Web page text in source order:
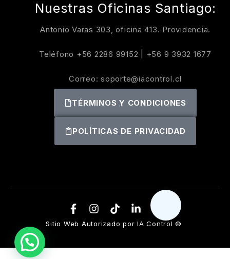
Nuestras Oficinas Santiago:
Antonio Varas 303, oficina 413. Providencia.
Teléfono +56 2286 99152 +56 9 3932 1677
Correo: soporte@iacontrol.cl
TÉRMINOS Y CONDICIONES
POLÍTICAS DE PRIVACIDAD
Sitio Web Autorizado por IA Control ©